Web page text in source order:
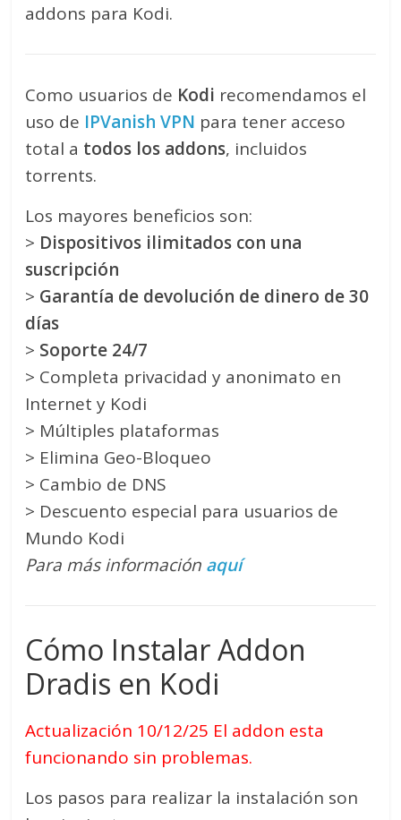
addons para Kodi.
Como usuarios de Kodi recomendamos el
uso de IPVanish VPN para tener acceso
total a todos los addons, incluidos
torrents.
Los mayores beneficios son:
> Dispositivos ilimitados con una
suscripción
> Garantía de devolución de dinero de 30
días
> Soporte 24/7
> Completa privacidad y anonimato en
Internet y Kodi
> Múltiples plataformas
> Elimina Geo-Bloqueo
> Cambio de DNS
> Descuento especial para usuarios de
Mundo Kodi
Para más información aquí
Cómo Instalar Addon
Dradis en Kodi
Actualización 10/12/25 El addon esta
funcionando sin problemas.
Los pasos para realizar la instalación son